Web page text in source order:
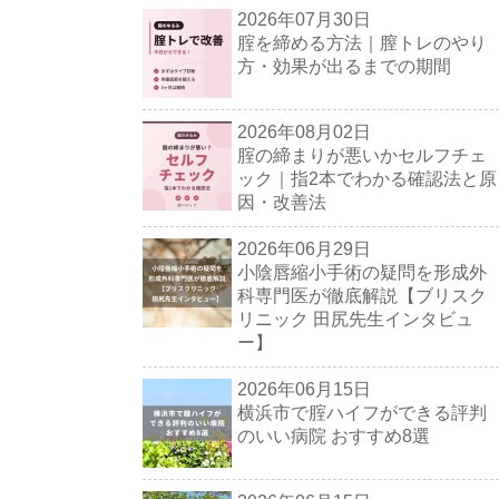
2026年07月30日
腟を締める方法｜膣トレのやり
方・効果が出るまでの期間
2026年08月02日
腟の締まりが悪いかセルフチェ
ック｜指2本でわかる確認法と原
因・改善法
2026年06月29日
小陰唇縮小手術の疑問を形成外
科専門医が徹底解説【ブリスク
リニック 田尻先生インタビュ
ー】
2026年06月15日
横浜市で腟ハイフができる評判
のいい病院 おすすめ8選